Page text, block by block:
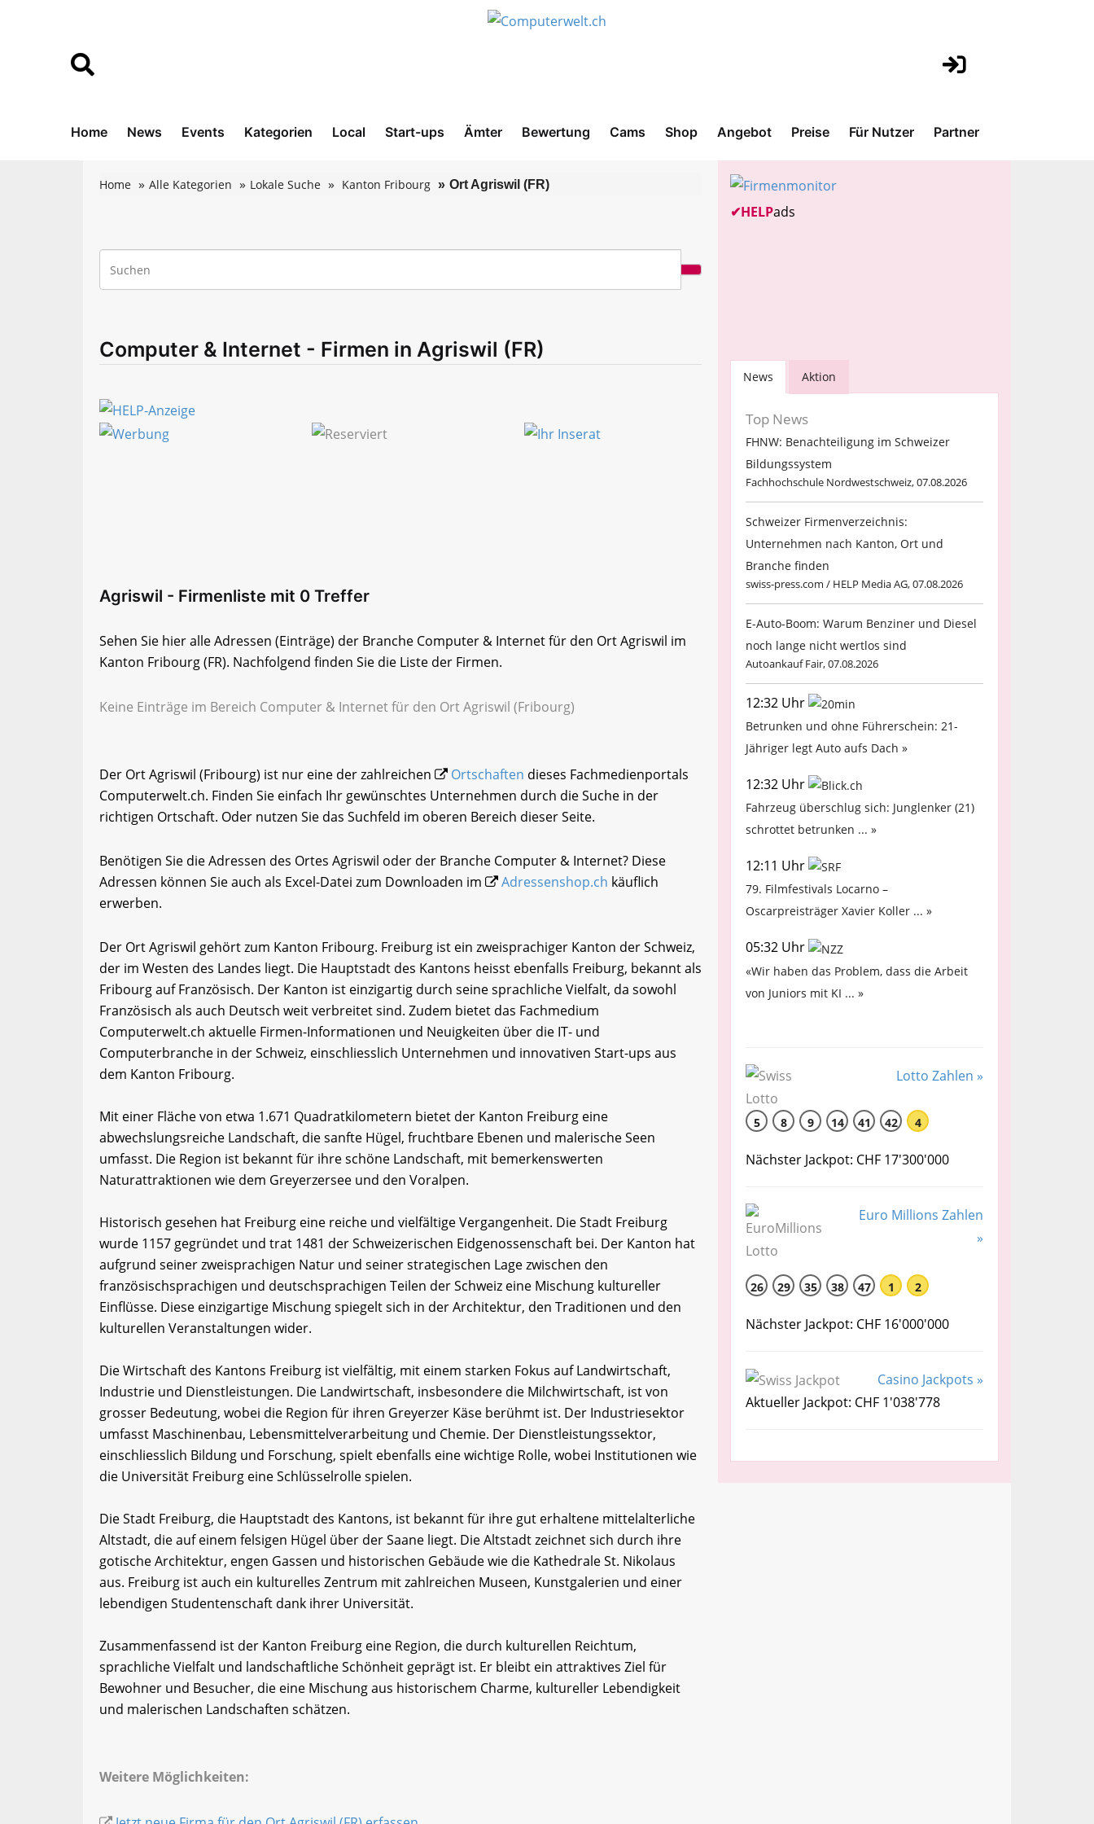
Home News Events Kategorien Local Start-ups Ämter Bewertung Cams Shop Angebot Preise Für Nutzer Partner
Home Alle Kategorien Lokale Suche Kanton Fribourg Ort Agriswil (FR)
Computer & Internet - Firmen in Agriswil (FR)
Agriswil - Firmenliste mit 0 Treffer
Sehen Sie hier alle Adressen (Einträge) der Branche Computer & Internet für den Ort Agriswil im
Kanton Fribourg (FR). Nachfolgend finden Sie die Liste der Firmen.
Keine Einträge im Bereich Computer & Internet für den Ort Agriswil (Fribourg)
Der Ort Agriswil (Fribourg) ist nur eine der zahlreichen Ortschaften dieses Fachmedienportals
Computerwelt.ch. Finden Sie einfach Ihr gewünschtes Unternehmen durch die Suche in der
richtigen Ortschaft. Oder nutzen Sie das Suchfeld im oberen Bereich dieser Seite.
Benötigen Sie die Adressen des Ortes Agriswil oder der Branche Computer & Internet? Diese
Adressen können Sie auch als Excel-Datei zum Downloaden im
Adressenshop.ch käuflich
erwerben.
Der Ort Agriswil gehört zum Kanton Fribourg. Freiburg ist ein zweisprachiger Kanton der Schweiz,
der im Westen des Landes liegt. Die Hauptstadt des Kantons heisst ebenfalls Freiburg, bekannt als
Fribourg auf Französisch. Der Kanton ist einzigartig durch seine sprachliche Vielfalt, da sowohl
Französisch als auch Deutsch weit verbreitet sind. Zudem bietet das Fachmedium
Computerwelt.ch aktuelle Firmen-Informationen und Neuigkeiten über die IT- und
Computerbranche in der Schweiz, einschliesslich Unternehmen und innovativen Start-ups aus
dem Kanton Fribourg.
Mit einer Fläche von etwa 1.671 Quadratkilometern bietet der Kanton Freiburg eine
abwechslungsreiche Landschaft, die sanfte Hügel, fruchtbare Ebenen und malerische Seen
umfasst. Die Region ist bekannt für ihre schöne Landschaft, mit bemerkenswerten
Naturattraktionen wie dem Greyerzersee und den Voralpen.
Historisch gesehen hat Freiburg eine reiche und vielfältige Vergangenheit. Die Stadt Freiburg
wurde 1157 gegründet und trat 1481 der Schweizerischen Eidgenossenschaft bei. Der Kanton hat
aufgrund seiner zweisprachigen Natur und seiner strategischen Lage zwischen den
französischsprachigen und deutschsprachigen Teilen der Schweiz eine Mischung kultureller
Einflüsse. Diese einzigartige Mischung spiegelt sich in der Architektur, den Traditionen und den
kulturellen Veranstaltungen wider.
Die Wirtschaft des Kantons Freiburg ist vielfältig, mit einem starken Fokus auf Landwirtschaft,
Industrie und Dienstleistungen. Die Landwirtschaft, insbesondere die Milchwirtschaft, ist von
grosser Bedeutung, wobei die Region für ihren Greyerzer Käse berühmt ist. Der Industriesektor
umfasst Maschinenbau, Lebensmittelverarbeitung und Chemie. Der Dienstleistungssektor,
einschliesslich Bildung und Forschung, spielt ebenfalls eine wichtige Rolle, wobei Institutionen wie
die Universität Freiburg eine Schlüsselrolle spielen.
Die Stadt Freiburg, die Hauptstadt des Kantons, ist bekannt für ihre gut erhaltene mittelalterliche
Altstadt, die auf einem felsigen Hügel über der Saane liegt. Die Altstadt zeichnet sich durch ihre
gotische Architektur, engen Gassen und historischen Gebäude wie die Kathedrale St. Nikolaus
aus. Freiburg ist auch ein kulturelles Zentrum mit zahlreichen Museen, Kunstgalerien und einer
lebendigen Studentenschaft dank ihrer Universität.
Zusammenfassend ist der Kanton Freiburg eine Region, die durch kulturellen Reichtum,
sprachliche Vielfalt und landschaftliche Schönheit geprägt ist. Er bleibt ein attraktives Ziel für
Bewohner und Besucher, die eine Mischung aus historischem Charme, kultureller Lebendigkeit
und malerischen Landschaften schätzen.
Weitere Möglichkeiten:
✔HELPads
News Aktion
Top News
FHNW: Benachteiligung im Schweizer
Bildungssystem
Fachhochschule Nordwestschweiz, 07.08.2026
Schweizer Firmenverzeichnis:
Unternehmen nach Kanton, Ort und
Branche finden
swiss-press.com / HELP Media AG, 07.08.2026
E-Auto-Boom: Warum Benziner und Diesel
noch lange nicht wertlos sind
Autoankauf Fair, 07.08.2026
12:32 Uhr
Betrunken und ohne Führerschein: 21-
Jähriger legt Auto aufs Dach »
12:32 Uhr
Fahrzeug überschlug sich: Junglenker (21)
schrottet betrunken ... »
12:11 Uhr
79. Filmfestivals Locarno –
Oscarpreisträger Xavier Koller ... »
05:32 Uhr
«Wir haben das Problem, dass die Arbeit
von Juniors mit KI ... »
Lotto Zahlen »
5 8 9 14 41 42 4
Nächster Jackpot: CHF 17'300'000
Euro Millions Zahlen
»
26 29 35 38 47 1 2
Nächster Jackpot: CHF 16'000'000
Casino Jackpots »
Aktueller Jackpot: CHF 1'038'778